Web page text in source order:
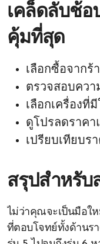
เคล็ดลับช้อ
คุ้มที่สุด
เลือกซื้อจากร้
ตรวจสอบควา
เลือกเครื่องที่
ดูโปรลดราค
เปรียบเทียบร
สรุปสำหรับ
ไม่ว่าคุณจะเป็นมือใ
ที่ตอบโจทย์ทั้งด้านร